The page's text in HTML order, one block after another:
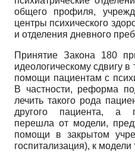
общего профиля,
центры психического
и отделения дневного
Принятие Закона 180
идеологическому сдвигу в
помощи пациентам с
В частности, реформа
лечить такого рода
другого пациента, а
перешла от модели,
помощи в закрытом
госпитализация), к модели